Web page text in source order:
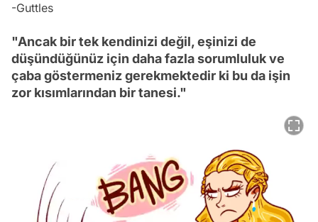
-Guttles
"Ancak bir tek kendinizi değil, eşinizi de
düşündüğünüz için daha fazla sorumluluk ve
çaba göstermeniz gerekmektedir ki bu da işin
zor kısımlarından bir tanesi."